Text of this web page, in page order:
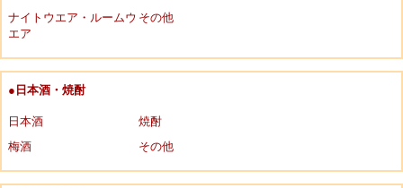
ナイトウエア・ルームウ
エア
その他
●日本酒・焼酎
日本酒
焼酎
梅酒
その他